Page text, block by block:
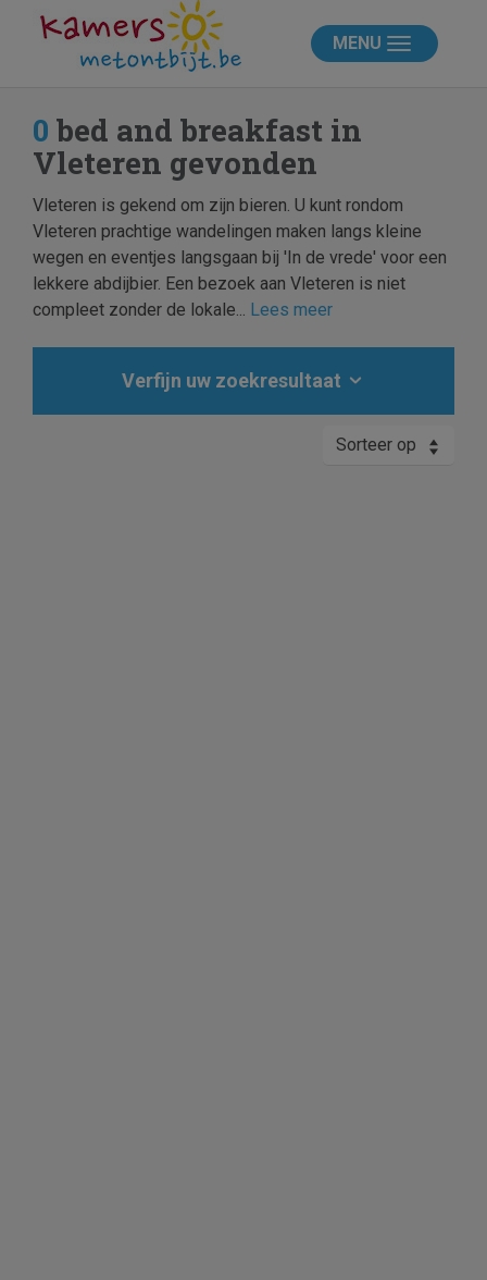
MENU
0 bed and breakfast in
Vleteren gevonden
Vleteren is gekend om zijn bieren. U kunt rondom
Vleteren prachtige wandelingen maken langs kleine
wegen en eventjes langsgaan bij 'In de vrede' voor een
lekkere abdijbier. Een bezoek aan Vleteren is niet
compleet zonder de lokale... Lees meer
Verfijn uw zoekresultaat
Sorteer op